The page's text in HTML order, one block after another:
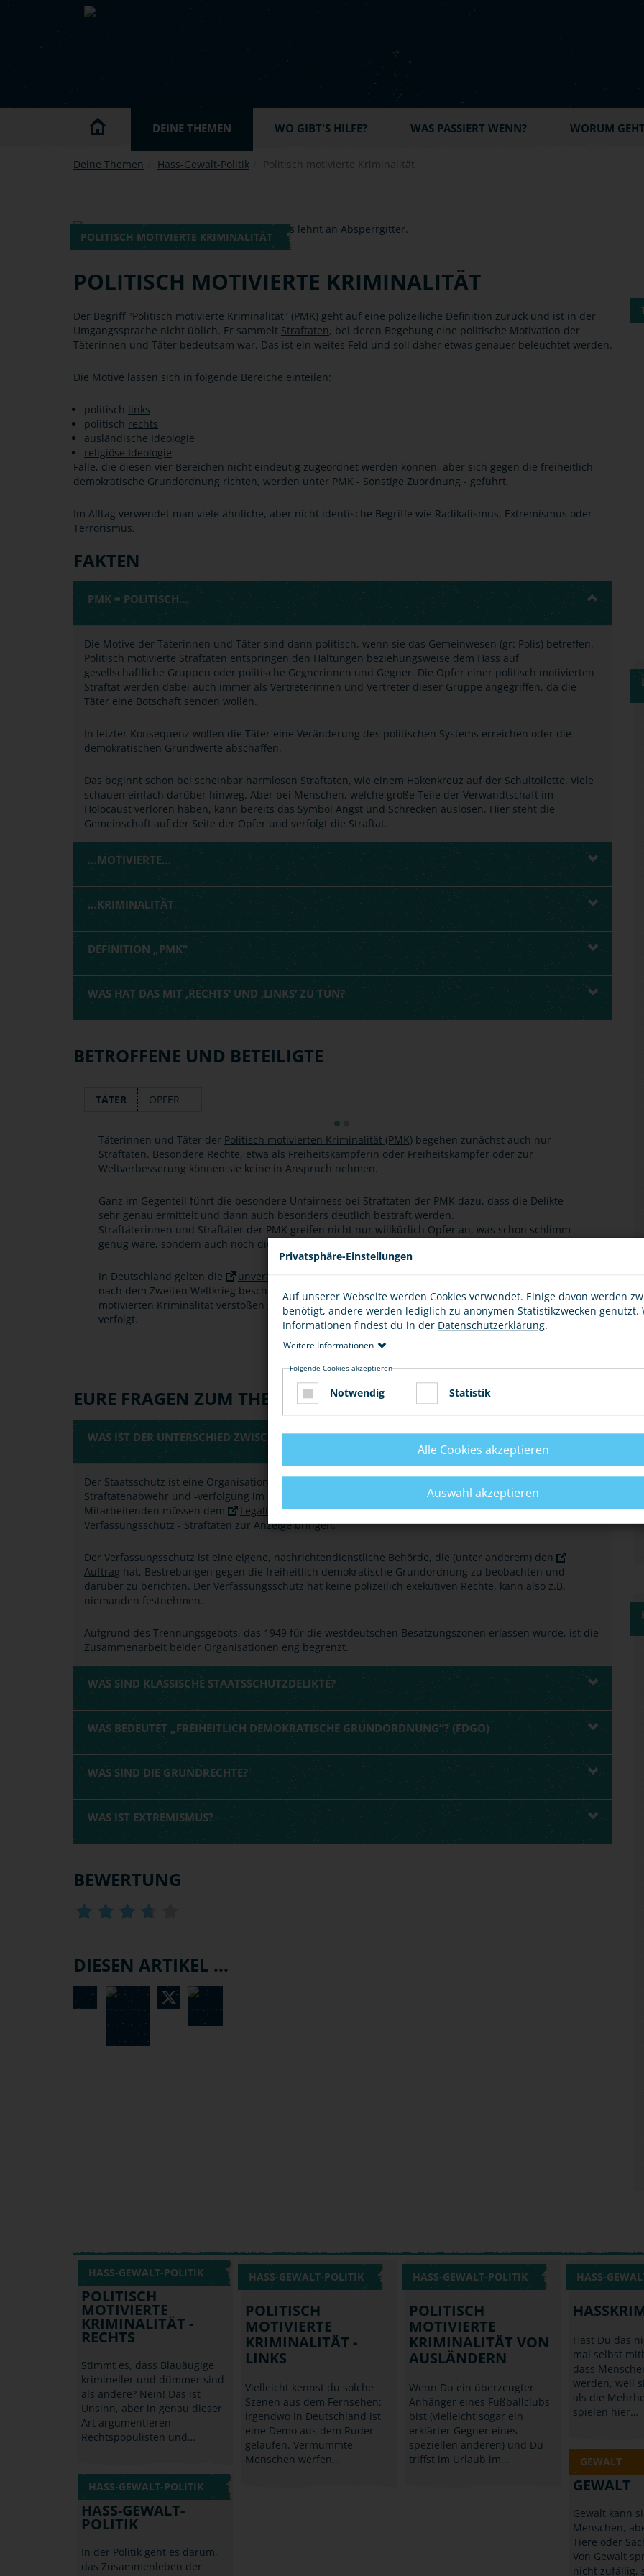
Skip to main content
DEINE THEMEN WO GIBT'S HILFE? WAS PASSIERT WENN? WORUM
Deine Themen Hass-Gewalt-Politik Politisch motivierte Kriminalität
POLITISCH MOTIVIERTE KRIMINALITÄT
POLITISCH MOTIVIERTE KRIMINALITÄT
Der Begriff "Politisch motivierte Kriminalität" (PMK) geht auf eine polizeiliche Definition zurück und ist in der
Umgangssprache nicht üblich. Er sammelt Straftaten, bei deren Begehung eine politische Motivation der
Täterinnen und Täter bedeutsam war. Das ist ein weites Feld und soll daher etwas genauer beleuchtet werden.
Die Motive lassen sich in folgende Bereiche einteilen:
politisch links
politisch rechts
ausländische Ideologie
religiöse Ideologie
Fälle, die diesen vier Bereichen nicht eindeutig zugeordnet werden können, aber sich gegen die freiheitlich
demokratische Grundordnung richten, werden unter PMK - Sonstige Zuordnung - geführt.
Im Alltag verwendet man viele ähnliche, aber nicht identische Begriffe wie Radikalismus, Extremismus oder
Terrorismus.
FAKTEN
PMK = POLITISCH…
Die Motive der Täterinnen und Täter sind dann politisch, wenn sie das Gemeinwesen (gr: Polis) betreffen.
Politisch motivierte Straftaten entspringen den Haltungen beziehungsweise dem Hass auf
gesellschaftliche Gruppen oder politische Gegnerinnen und Gegner. Die Opfer einer politisch motivierten
Straftat werden dabei auch immer als Vertreterinnen und Vertreter dieser Gruppe angegriffen, da die
Täter eine Botschaft senden wollen.
In letzter Konsequenz wollen die Täter eine Veränderung des politischen Systems erreichen oder die
demokratischen Grundwerte abschaffen.
Das beginnt schon bei scheinbar harmlosen Straftaten, wie einem Hakenkreuz auf der Schultoilette. Viele
schauen einfach darüber hinweg. Aber bei Menschen, welche große Teile der Verwandtschaft im
Holocaust verloren haben, kann bereits das Symbol Angst und Schrecken auslösen. Hier steht die
Gemeinschaft auf der Seite der Opfer und verfolgt die Straftat.
…MOTIVIERTE…
…KRIMINALITÄT
DEFINITION „PMK“
WAS HAT DAS MIT ‚RECHTS‘ UND ‚LINKS‘ ZU TUN?
BETROFFENE UND BETEILIGTE
TÄTER OPFER
Täterinnen und Täter der Politisch motivierten Kriminalität (PMK) begehen zunächst auch nur
Straftaten. Besondere Rechte, etwa als Freiheitskämpferin oder Freiheitskämpfer oder zur
Weltverbesserung können sie keine in Anspruch nehmen.
Ganz im Gegenteil führt die besondere Unfairness bei Straftaten der PMK dazu, dass die Delikte
sehr genau ermittelt und dann auch besonders deutlich bestraft werden.
Straftäterinnen und Straftäter der PMK greifen nicht nur willkürlich Opfer an, was schon schlimm
genug wäre, sondern auch noch die demokratische Grundordnung.
In Deutschland gelten die unveräußerlichen Menschenrechte
nach dem Zweiten Weltkrieg beschlossen wurden. Straftäterinnen und Straftäter der Politisch
motivierten Kriminalität verstoßen gegen diesen Grundkonsens und werden daher nachdrücklich
verfolgt.
EURE FRAGEN ZUM THEMA
WAS IST DER UNTERSCHIED ZWISCHEN STAATSSCHUTZ UND VERFASSUNGSSCHUTZ
Der Staatsschutz ist eine Organisationseinheit der Polizei und nimmt die polizeilichen Aufgaben der
Straftatenabwehr und -verfolgung im Bereich der politisch motivierten Kriminalität wahr. Die
Mitarbeitenden müssen dem
Legalitätsprinzip( § 152 StPO) folgend - im Gegensatz zum
Verfassungsschutz - Straftaten zur Anzeige bringen.
Der Verfassungsschutz ist eine eigene, nachrichtendienstliche Behörde, die (unter anderem) den
Auftrag hat, Bestrebungen gegen die freiheitlich demokratische Grundordnung zu beobachten und
darüber zu berichten. Der Verfassungsschutz hat keine polizeilich exekutiven Rechte, kann also z.B.
niemanden festnehmen.
Aufgrund des Trennungsgebots, das 1949 für die westdeutschen Besatzungszonen erlassen wurde, ist die
Zusammenarbeit beider Organisationen eng begrenzt.
WAS SIND KLASSISCHE STAATSSCHUTZDELIKTE?
WAS BEDEUTET „FREIHEITLICH DEMOKRATISCHE GRUNDORDNUNG“? (FDGO)
WAS SIND DIE GRUNDRECHTE?
WAS IST EXTREMISMUS?
BEWERTUNG
DIESEN ARTIKEL ...
HASS-GEWALT-POLITIK
POLITISCH
MOTIVIERTE
KRIMINALITÄT -
RECHTS
Stimmt es, dass Blauäugige
krimineller und dümmer sind
als andere? Nein! Das ist
Unsinn, aber in genau dieser
Art argumentieren
Rechtspopulisten und…
HASS-GEWALT-POLITIK
POLITISCH
MOTIVIERTE
KRIMINALITÄT -
LINKS
Vielleicht kennst du solche
Szenen aus dem Fernsehen:
irgendwo in Deutschland ist
eine Demo aus dem Ruder
gelaufen. Vermummte
Menschen werfen…
HASS-GEWALT-POLITIK
POLITISCH
MOTIVIERTE
KRIMINALITÄT VON
AUSLÄNDERN
Wenn Du ein überzeugter
Anhänger eines Fußballclubs
bist (vielleicht sogar ein
erklärter Gegner eines
speziellen anderen) und Du
triffst im Urlaub im…
HASS-
Hast Du das
mal selbst
dass
werden, weil
als die
spielen hier…
GEWALT
GEWALT
Gewalt kann
Menschen,
Tiere oder
Von Gewalt
nicht zufällig,
HASS-GEWALT-POLITIK
HASS-GEWALT-
POLITIK
In der Politik geht es darum,
das Zusammenleben der
Privatsphäre-Einstellungen
Auf unserer Webseite werden Cookies verwendet. Einige davon werden
benötigt, andere werden lediglich zu anonymen Statistikzwecken genutzt.
Informationen findest du in der Datenschutzerklärung.
Weitere Informationen
Folgende Cookies akzeptieren
Notwendig Statistik
Alle Cookies akzeptieren
Auswahl akzeptieren